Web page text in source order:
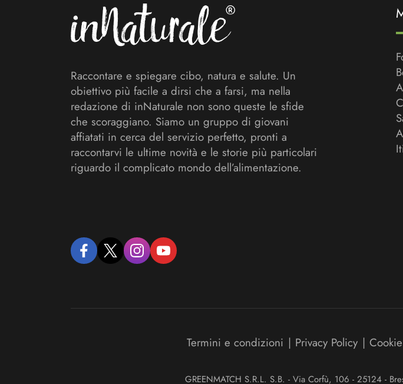
Raccontare e spiegare cibo, natura e salute. Un
obiettivo più facile a dirsi che a farsi, ma nella
redazione di inNaturale non sono queste le sfide
che scoraggiano. Siamo un gruppo di giovani
affiatati in cerca del servizio perfetto, pronti a
raccontarvi le ultime novità e le storie più particolari
riguardo il complicato mondo dell’alimentazione.
facebooktwitter instagramyoutube
Termini e condizioni | Privacy Policy |
GREENMATCH S.R.L. S.B. - Via Corfù, 106 - 25124 -